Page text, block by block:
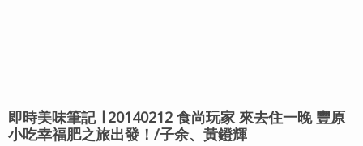
即時美味筆記 ∣ 20140212 食尚玩家 來去住一晚 豐原
小吃幸福肥之旅出發！/子余、黃鐙輝